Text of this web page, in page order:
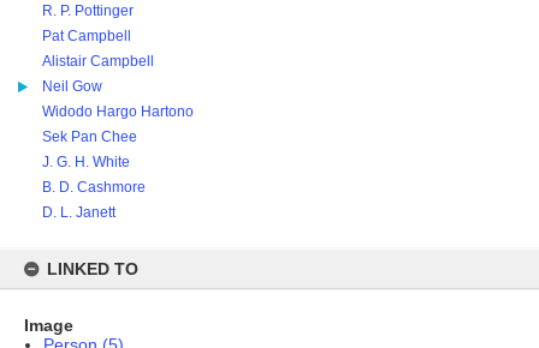
R. P. Pottinger
Pat Campbell
Alistair Campbell
Neil Gow
Widodo Hargo Hartono
Sek Pan Chee
J. G. H. White
B. D. Cashmore
D. L. Janett
LINKED TO
Image